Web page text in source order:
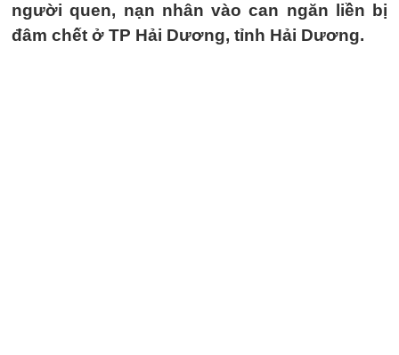
người quen, nạn nhân vào can ngăn liền bị
đâm chết ở TP Hải Dương, tỉnh Hải Dương.